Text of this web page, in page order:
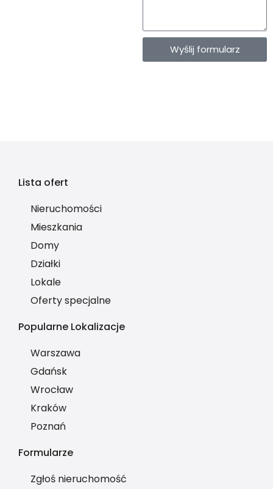
Wyślij formularz
Lista ofert
Nieruchomości
Mieszkania
Domy
Działki
Lokale
Oferty specjalne
Popularne Lokalizacje
Warszawa
Gdańsk
Wrocław
Kraków
Poznań
Formularze
Zgłoś nieruchomość